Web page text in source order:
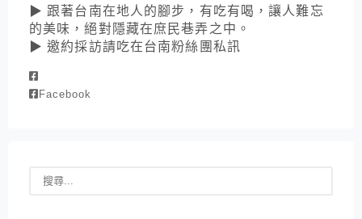
▶ 跟著台南在地人的腳步，有吃有喝，讓人難忘
的美味，絕對隱藏在庶民巷弄之中。
▶ 邀約採訪請吃在台南粉絲團私訊
Facebook